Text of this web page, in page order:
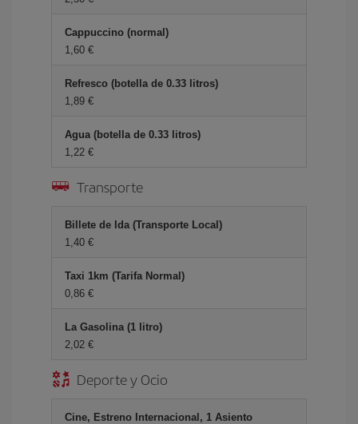
Cappuccino (normal)
1,60 €
Refresco (botella de 0.33 litros)
1,89 €
Agua (botella de 0.33 litros)
1,22 €
Transporte
Billete de Ida (Transporte Local)
1,40 €
Taxi 1km (Tarifa Normal)
0,86 €
La Gasolina (1 litro)
2,02 €
Deporte y Ocio
Cine, Estreno Internacional, 1 Asiento